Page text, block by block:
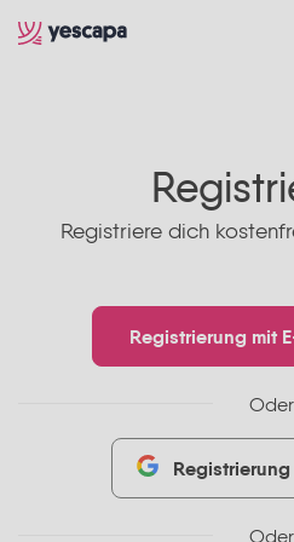
Registriere dich
Registrierung mit
Oder
Oder